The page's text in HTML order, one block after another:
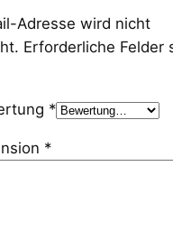
Adresse wird nicht
Erforderliche Felder
*
*